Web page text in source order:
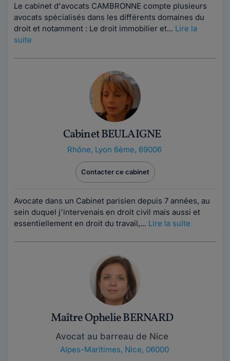
Le cabinet d'avocats CAMBRONNE compte plusieurs
avocats spécialisés dans les différents domaines du
droit et notamment : Le droit immobilier et... Lire la
suite
Cabinet BEULAIGNE
Rhône, Lyon 6ème, 69006
Contacter ce cabinet
Avocate dans un Cabinet parisien depuis 7 années, au
sein duquel j'intervenais en droit civil mais aussi et
essentiellement en droit du travail,... Lire la suite
Maître Ophelie BERNARD
Avocat au barreau de Nice
Alpes-Maritimes, Nice, 06000